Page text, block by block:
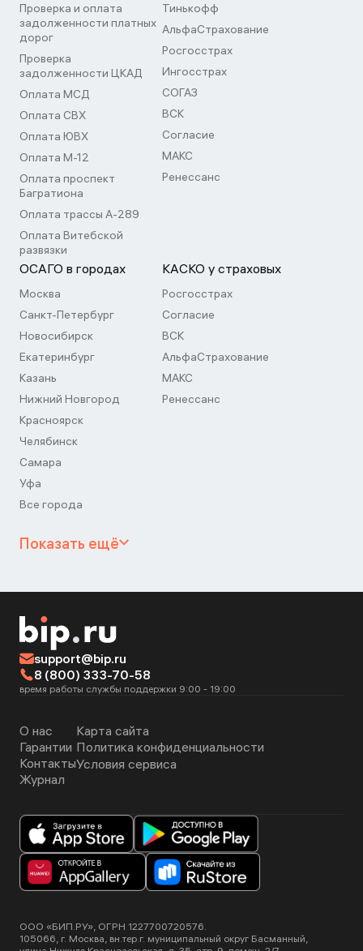
Проверка и оплата
задолженности платных
дорог
Проверка
задолженности ЦКАД
Оплата МСД
Оплата СВХ
Оплата ЮВХ
Оплата М-12
Оплата проспект
Багратиона
Оплата трассы А-289
Оплата Витебской
развязки
Тинькофф
АльфаСтрахование
Росгосстрах
Ингосстрах
СОГАЗ
ВСК
Согласие
МАКС
Ренессанс
ОСАГО в городах
Москва
Санкт-Петербург
Новосибирск
Екатеринбург
Казань
Нижний Новгород
Красноярск
Челябинск
Самара
Уфа
Все города
КАСКО у страховых
Росгосстрах
Согласие
ВСК
АльфаСтрахование
МАКС
Ренессанс
Показать ещё
support@bip.ru
8 (800) 333-70-58
время работы службы поддержки 9:00 - 19:00
О нас
Гарантии
Контакты
Журнал
Карта сайта
Политика конфиденциальности
Условия сервиса
ООО «БИП.РУ», ОГРН 1227700720576.
105066, г. Москва, вн.тер.г. муниципальный округ Басманный,